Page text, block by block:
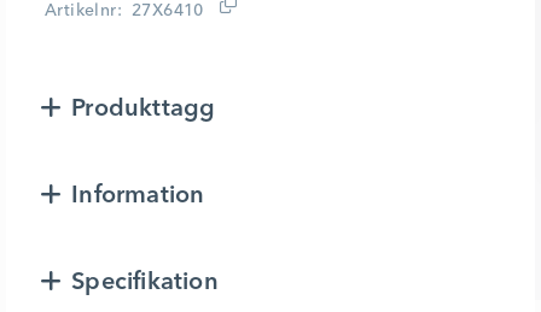
Artikelnr
27X6410
Produkttagg
Information
Specifikation